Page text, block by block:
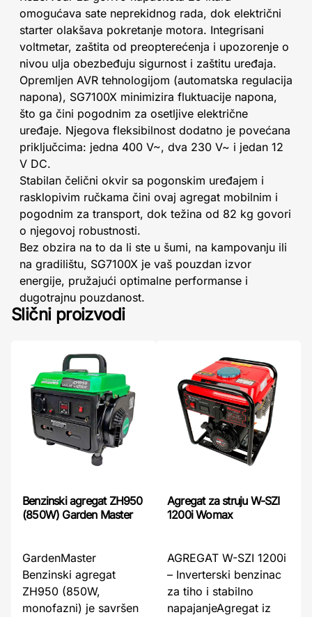
omogućava sate neprekidnog rada, dok električni
starter olakšava pokretanje motora. Integrisani
voltmetar, zaštita od preopterećenja i upozorenje o
nivou ulja obezbeđuju sigurnost i zaštitu uređaja.
Opremljen AVR tehnologijom (automatska regulacija
napona), SG7100X minimizira fluktuacije napona,
što ga čini pogodnim za osetljive električne
uređaje. Njegova fleksibilnost dodatno je povećana
priključcima: jedna 400 V~, dva 230 V~ i jedan 12
V DC.
Stabilan čelični okvir sa pogonskim uređajem i
rasklopivim ručkama čini ovaj agregat mobilnim i
pogodnim za transport, dok težina od 82 kg govori
o njegovoj robustnosti.
Bez obzira na to da li ste u šumi, na kampovanju ili
na gradilištu, SG7100X je vaš pouzdan izvor
energije, pružajući optimalne performanse i
dugotrajnu pouzdanost.
Slični proizvodi
Benzinski agregat ZH950
(850W) Garden Master
GardenMaster
Benzinski agregat
ZH950 (850W,
monofazni) je savršen
Agregat za struju W-SZI
1200i Womax
AGREGAT W-SZI 1200i
– Inverterski benzinac
za tiho i stabilno
napajanjeAgregat iz